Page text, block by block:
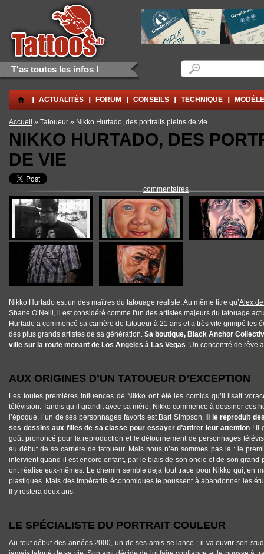
Aller au contenu principal
Skip to navigation
T'as toutes les infos !
. ACTUALITÉS FORUM CONSEILS TECHNIQUE
Vous êtes ici
Accueil » Tatoueur » Nikko Hurtado, des portraits pleins de vie
NIKKO HURTADO, DES
DE VIE
commentaires
Nikko Hurtado est un des maîtres du tatouage réaliste. Au même titre qu’Alex
Shane O’Neill , il est considéré comme l'un des artistes majeurs du tatouage
Hurtado a commencé sa carrière de tatoueur à 21 ans et a très vite grimpé les
des plus grands artistes de sa génération. Sa boutique, Black Anchor
ville sur la route menant de Los Angeles à Las Vegas. Un concentré de rêve
AUX ORIGINES D’UN TATOUEUR D’EXCEPTION
Les toutes premières influences de Nikko ont été les comics qu’il lisait
télévision. Tandis qu’il grandit avec sa mère, Nikko commence à dessiner ces
l’époque, l’un de ses personnages favoris est Bart Simpson.
Il le reproduit
ses dessins aux filles de sa classe pour essayer d’attirer leur attention ! Il
goût prononcé pour la reproduction et le détournement de personnages
au début de sa carrière de tatoueur. Mais nous n’en sommes pas là : le
intervient quand il est encore enfant, par le biais de son oncle et de son
ont réalisé eux-mêmes. Le chemin semble déjà tout tracé pour Nikko qui, en
plastiques. Mais des impératifs économiques le poussent à abandonner les
Il y restera deux ans.
LE SPÉCIALISTE DU PORTRAIT COULEUR
Au tout début des années 2000, un de ses amis se lance : il va ouvrir son